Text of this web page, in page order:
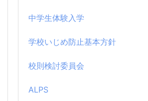
中学生体験入学
学校いじめ防止基本方針
校則検討委員会
ALPS